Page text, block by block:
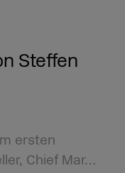
Steffen
ersten
Chief Mar…